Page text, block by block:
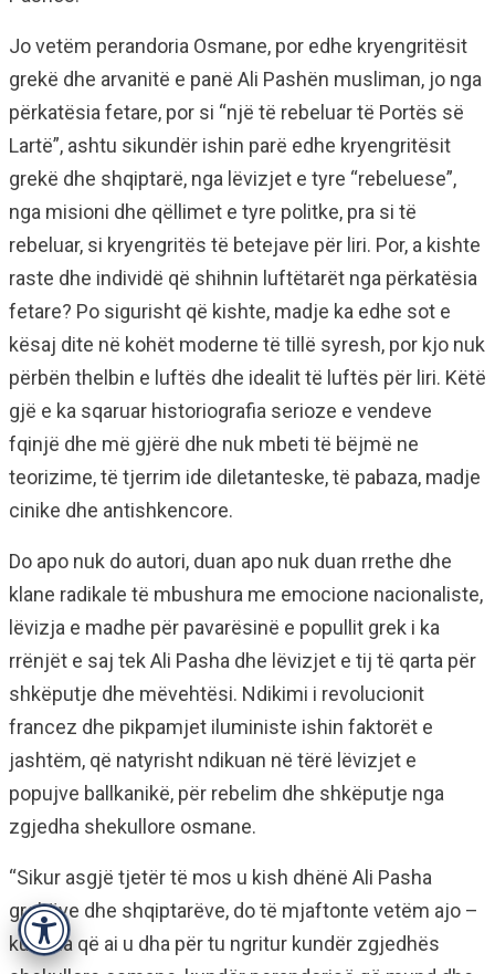
Accessibility
Jo vetëm perandoria Osmane, por edhe kryengritësit
grekë dhe arvanitë e panë Ali Pashën musliman, jo nga
përkatësia fetare, por si “një të rebeluar të Portës së
Lartë”, ashtu sikundër ishin parë edhe kryengritësit
grekë dhe shqiptarë, nga lëvizjet e tyre “rebeluese”,
nga misioni dhe qëllimet e tyre politke, pra si të
rebeluar, si kryengritës të betejave për liri. Por, a kishte
raste dhe individë që shihnin luftëtarët nga përkatësia
fetare? Po sigurisht që kishte, madje ka edhe sot e
kësaj dite në kohët moderne të tillë syresh, por kjo nuk
përbën thelbin e luftës dhe idealit të luftës për liri. Këtë
gjë e ka sqaruar historiografia serioze e vendeve
fqinjë dhe më gjërë dhe nuk mbeti të bëjmë ne
teorizime, të tjerrim ide diletanteske, të pabaza, madje
cinike dhe antishkencore.
Do apo nuk do autori, duan apo nuk duan rrethe dhe
klane radikale të mbushura me emocione nacionaliste,
lëvizja e madhe për pavarësinë e popullit grek i ka
rrënjët e saj tek Ali Pasha dhe lëvizjet e tij të qarta për
shkëputje dhe mëvehtësi. Ndikimi i revolucionit
francez dhe pikpamjet iluministe ishin faktorët e
jashtëm, që natyrisht ndikuan në tërë lëvizjet e
popujve ballkanikë, për rebelim dhe shkëputje nga
zgjedha shekullore osmane.
“Sikur asgjë tjetër të mos u kish dhënë Ali Pasha
grekëve dhe shqiptarëve, do të mjaftonte vetëm ajo –
kurajua që ai u dha për tu ngritur kundër zgjedhës